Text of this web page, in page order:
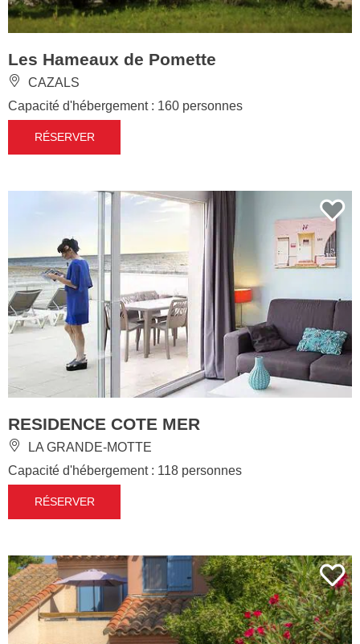
Les Hameaux de Pomette
CAZALS
Capacité d'hébergement : 160 personnes
RÉSERVER
RESIDENCE COTE MER
LA GRANDE-MOTTE
Capacité d'hébergement : 118 personnes
RÉSERVER